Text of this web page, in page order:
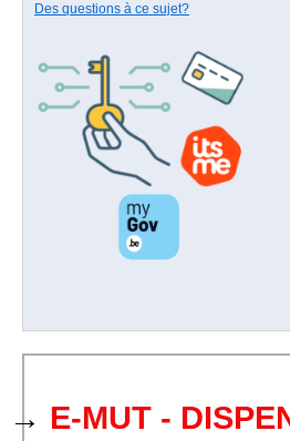
Des questions à ce sujet?
E-MUT -